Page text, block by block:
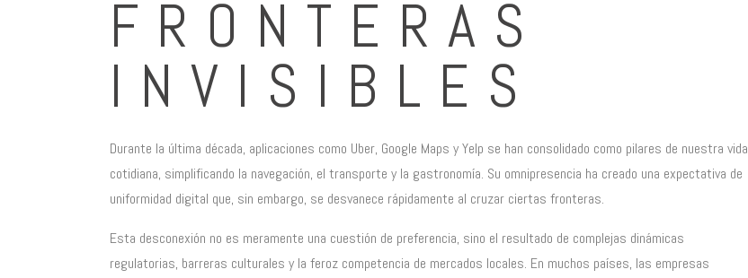
FRONTERAS
INVISIBLES
Durante la última década, aplicaciones como Uber, Google Maps y Yelp se han consolidado como pilares de nuestra vida
cotidiana, simplificando la navegación, el transporte y la gastronomía. Su omnipresencia ha creado una expectativa de
uniformidad digital que, sin embargo, se desvanece rápidamente al cruzar ciertas fronteras.
Esta desconexión no es meramente una cuestión de preferencia, sino el resultado de complejas dinámicas
regulatorias, barreras culturales y la feroz competencia de mercados locales. En muchos países, las empresas